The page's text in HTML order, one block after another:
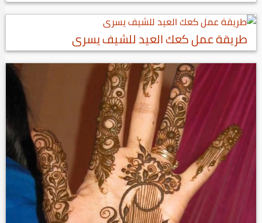
طريقة عمل كعك العيد للشيف يسرى